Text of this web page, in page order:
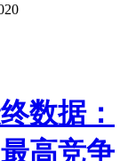
数据：
高竞争